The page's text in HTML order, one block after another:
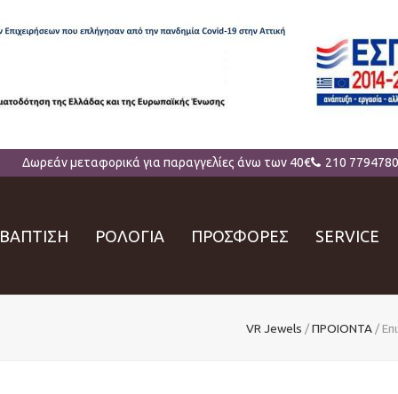
Δωρεάν μεταφορικά για παραγγελίες άνω των 40€ 210 7794780
ΒΑΠΤΙΣΗ ΡΟΛΟΓΙΑ ΠΡΟΣΦΟΡΕΣ SERVICE
VR Jewels /ΠΡΟΙΟΝΤΑ /